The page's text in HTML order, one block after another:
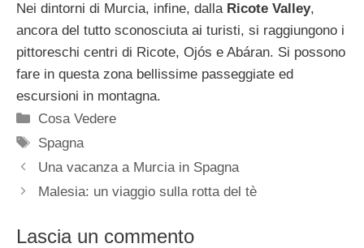
Nei dintorni di Murcia, infine, dalla Ricote Valley,
ancora del tutto sconosciuta ai turisti, si raggiungono i
pittoreschi centri di Ricote, Ojós e Abáran. Si possono
fare in questa zona bellissime passeggiate ed
escursioni in montagna.
Categorie
Cosa Vedere
Tag
Spagna
Una vacanza a Murcia in Spagna
Malesia: un viaggio sulla rotta del tè
Lascia un commento